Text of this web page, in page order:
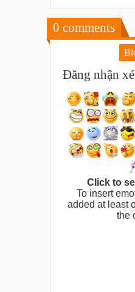
0 comments
Đăng nhận
Click to
To insert
added at least
the